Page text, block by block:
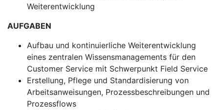
Weiterentwicklung
AUFGABEN
Aufbau und kontinuierliche Weiterentwicklung
eines zentralen Wissensmanagements für den
Customer Service mit Schwerpunkt Field Service
Erstellung, Pflege und Standardisierung von
Arbeitsanweisungen, Prozessbeschreibungen und
Prozessflows